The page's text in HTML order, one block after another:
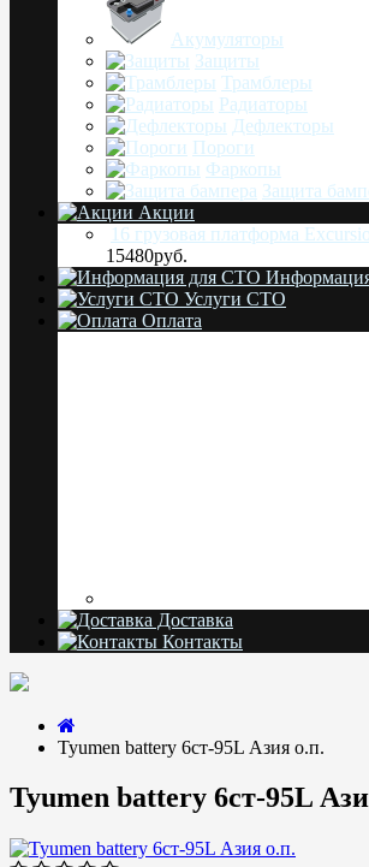
Акумуляторы
Защиты
Трамблеры
Радиаторы
Дефлекторы
Пороги
Фаркопы
Защита
Акции
16 грузовая платформа
15480руб.
Услуги СТО
Оплата
Доставка
Контакты
Tyumen battery 6ст-95L Азия о.п.
Tyumen battery 6ст-95L